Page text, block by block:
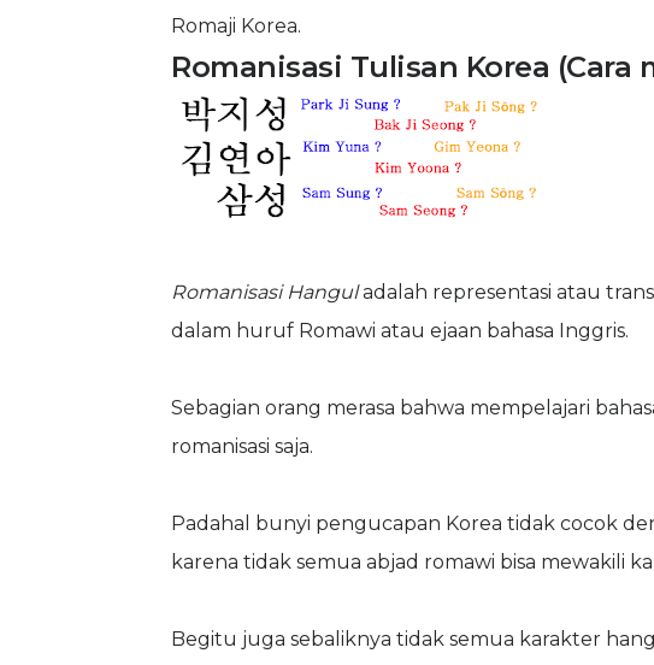
Romaji Korea.
Romanisasi Tulisan Korea (Cara
Romanisasi Hanguladalah representasi atau
dalam huruf Romawi atau ejaan bahasa Inggris.
Sebagian orang merasa bahwa mempelajari
romanisasi saja.
Padahal bunyi pengucapan Korea tidak cocok
karena tidak semua abjad romawi bisa mewakili
Begitu juga sebaliknya tidak semua karakter